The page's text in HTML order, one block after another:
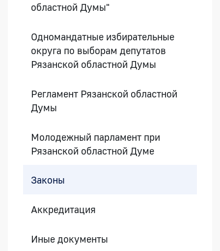
областной Думы"
Одномандатные избирательные
округа по выборам депутатов
Рязанской областной Думы
Регламент Рязанской областной
Думы
Молодежный парламент при
Рязанской областной Думе
Законы
Аккредитация
Иные документы